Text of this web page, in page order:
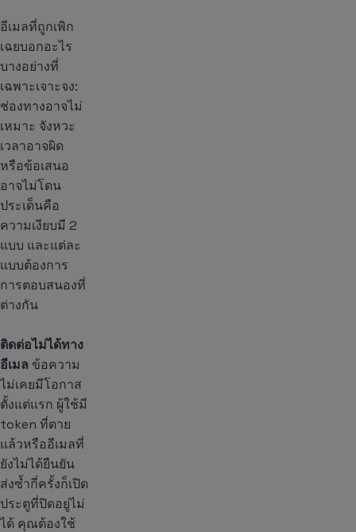
อีเมลที่ถูกเพิก
เฉยบอกอะไร
บางอย่างที่
เฉพาะเจาะจง:
ช่องทางอาจไม่
เหมาะ จังหวะ
เวลาอาจผิด
หรือข้อเสนอ
อาจไม่โดน
ประเด็นคือ
ความเงียบมี 2
แบบ และแต่ละ
แบบต้องการ
การตอบสนองที่
ต่างกัน
ติดต่อไม่ได้ทาง
อีเมล ข้อความ
ไม่เคยมีโอกาส
ตั้งแต่แรก ผู้ใช้มี
token ที่ตาย
แล้วหรืออีเมลที่
ยังไม่ได้ยืนยัน
ส่งซ้ำกี่ครั้งก็เปิด
ประตูที่ปิดอยู่ไม่
ได้ คุณต้องใช้